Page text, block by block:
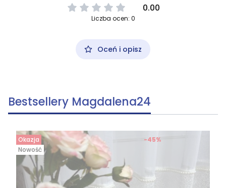
0.00
Liczba ocen: 0
Oceń i opisz
Bestsellery Magdalena24
Okazja
Nowość
-45%